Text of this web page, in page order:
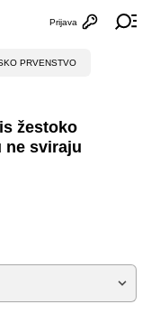
Otvori
Prijava
PRVENSTVO
žestoko
ne sviraju